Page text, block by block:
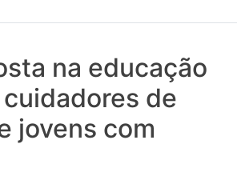
na educação
de
jovens com